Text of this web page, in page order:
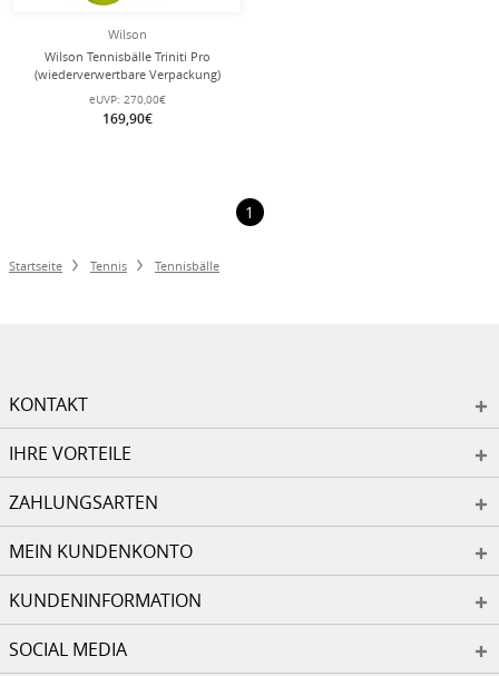
Wilson
Wilson Tennisbälle Triniti Pro
(wiederverwertbare Verpackung)
Dose 18x4er im Karton
eUVP: 270,00€
169,90€
1
Startseite Tennis Tennisbälle
KONTAKT
IHRE VORTEILE
ZAHLUNGSARTEN
MEIN KUNDENKONTO
KUNDENINFORMATION
SOCIAL MEDIA